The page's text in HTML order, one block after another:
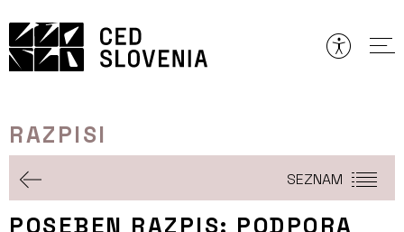
to
vsebine
RAZPISI
SEZNAM
POSEBEN RAZPIS: PODPORA